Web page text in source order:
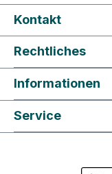
Kontakt
Rechtliches
Informationen
Service